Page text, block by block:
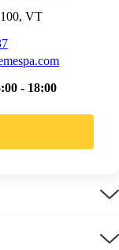
VT
- 18:00